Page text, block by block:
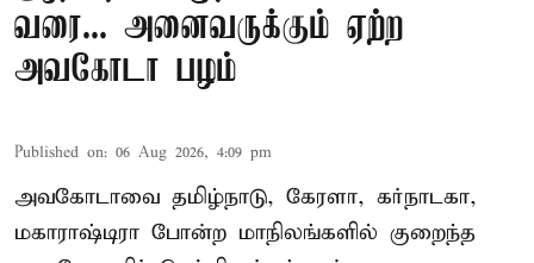
வரை... அனைவருக்கும் ஏற்ற
அவகோடா பழம்
Published on: 06 Aug 2026, 4:09 pm
அவகோடாவை தமிழ்நாடு, கேரளா, கர்நாடகா,
மகாராஷ்டிரா போன்ற மாநிலங்களில் குறைந்த